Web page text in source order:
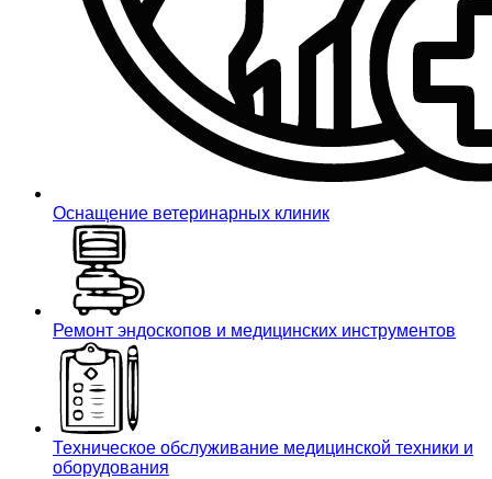
Оснащение ветеринарных клиник
Ремонт эндоскопов и медицинских инструментов
Техническое обслуживание медицинской техники и
оборудования